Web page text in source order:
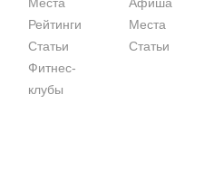
Рейтинги
Статьи
Фитнес-
клубы
Места
Статьи